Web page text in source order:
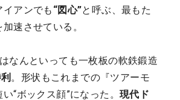
アンでも “図心”と呼ぶ、最もた
速させている。
なんといっても一枚板の軟鉄鍛造
。形状もこれまでの『ツアーモ
“ボックス顔”になった。 現代ド